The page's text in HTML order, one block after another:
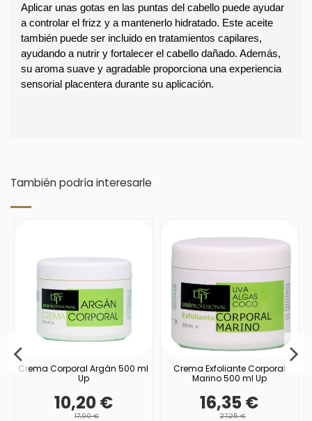
Aplicar unas gotas en las puntas del cabello puede ayudar
a controlar el frizz y a mantenerlo hidratado. Este aceite
también puede ser incluido en tratamientos capilares,
ayudando a nutrir y fortalecer el cabello dañado. Además,
su aroma suave y agradable proporciona una experiencia
sensorial placentera durante su aplicación.
También podría interesarle
Crema Corporal Argán 500 ml
Up
10,20 €
17,00 €
Crema Exfoliante Corporal
Marino 500 ml Up
16,35 €
27,25 €